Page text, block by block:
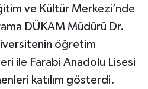
ve Kültür Merkezi’nde
DÜKAM Müdürü Dr.
öğretim
ile Farabi Anadolu Lisesi
katılım gösterdi.